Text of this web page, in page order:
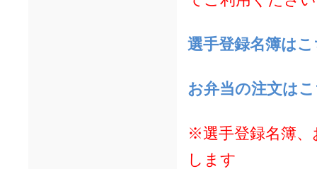
選手登録名簿は
お弁当の注文は
※選手登録名簿、
します